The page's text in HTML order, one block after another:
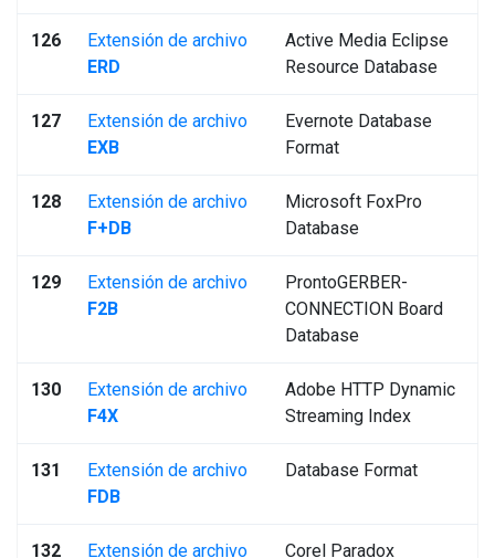
126
Extensión de archivo
ERD
Active Media Eclipse
Resource Database
127
Extensión de archivo
EXB
Evernote Database
Format
128
Extensión de archivo
F+DB
Microsoft FoxPro
Database
129
Extensión de archivo
F2B
ProntoGERBER-
CONNECTION Board
Database
130
Extensión de archivo
F4X
Adobe HTTP Dynamic
Streaming Index
131
Extensión de archivo
FDB
Database Format
132 Extensión de archivo Corel Paradox